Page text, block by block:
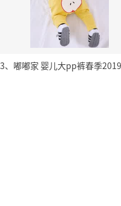
3、嘟嘟家 婴儿大pp裤春季